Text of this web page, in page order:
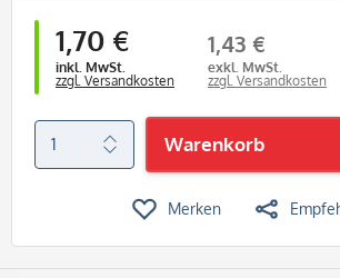
1,70 €
inkl. MwSt.
zzgl. Versandkosten
1,43 €
exkl. MwSt.
zzgl. Versandkosten
Warenkorb
Merken